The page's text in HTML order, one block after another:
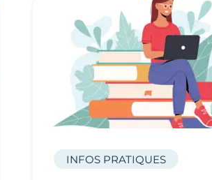
INFOS PRATIQUES